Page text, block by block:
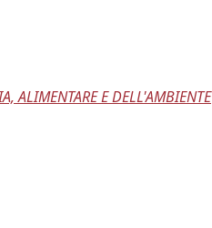
ALIMENTARE E DELL'AMBIENTE